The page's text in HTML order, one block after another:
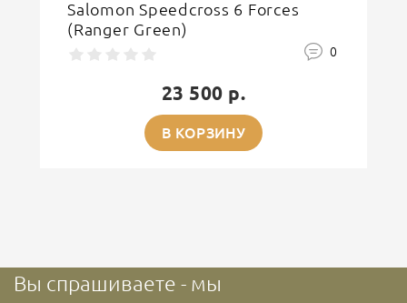
Salomon Speedcross 6 Forces
(Ranger Green)
0
23 500 р.
В КОРЗИНУ
Вы спрашиваете - мы